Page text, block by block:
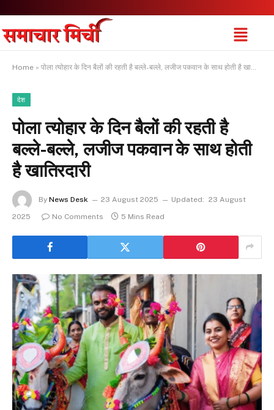
Home » पोला त्योहार के दिन बैलों की रहती है बल्ले-बल्ले, लजीज पकवान के साथ होती है खातिरदारी
देश
पोला त्योहार के दिन बैलों की रहती है
बल्ले-बल्ले, लजीज पकवान के साथ होती
है खातिरदारी
By News Desk 23 August 2025 Updated: 23 August
2025
No Comments 5 Mins Read